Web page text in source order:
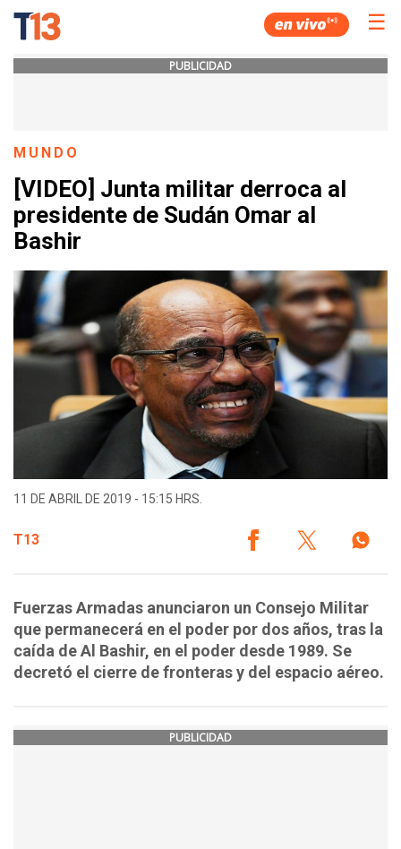
☰
PUBLICIDAD
MUNDO
[VIDEO] Junta militar derroca al
presidente de Sudán Omar al
Bashir
11 DE ABRIL DE 2019 - 15:15 HRS.
T13
Fuerzas Armadas anunciaron un Consejo Militar
que permanecerá en el poder por dos años, tras la
caída de Al Bashir, en el poder desde 1989. Se
decretó el cierre de fronteras y del espacio aéreo.
PUBLICIDAD